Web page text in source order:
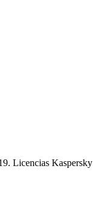
Licencias Kaspersky